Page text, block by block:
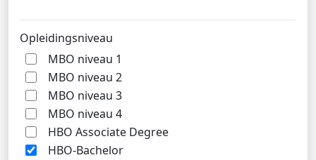
Opleidingsniveau
MBO niveau 1
MBO niveau 2
MBO niveau 3
MBO niveau 4
HBO Associate Degree
HBO-Bachelor